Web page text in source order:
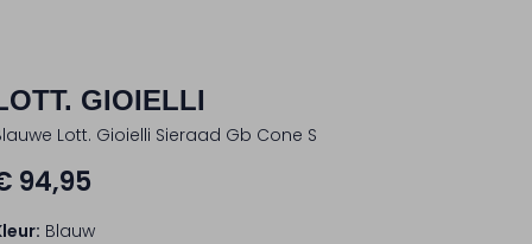
GIOIELLI
Lott. Gioielli Sieraad Gb Cone S
94,95
Blauw